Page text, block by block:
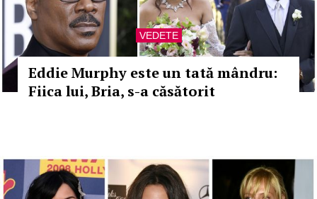
VEDETE
Eddie Murphy este un tată mândru:
Fiica lui, Bria, s-a căsătorit